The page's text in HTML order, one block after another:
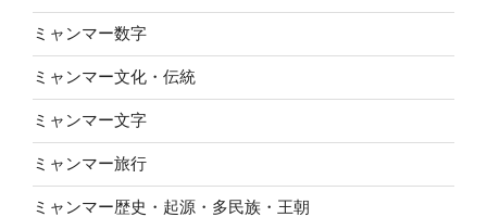
ミャンマー数字
ミャンマー文化・伝統
ミャンマー文字
ミャンマー旅行
ミャンマー歴史・起源・多民族・王朝